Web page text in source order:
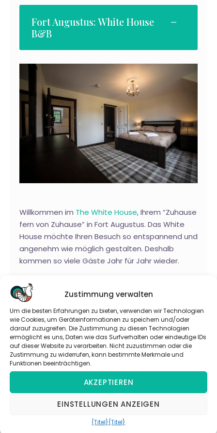
Zustimmung verwalten
Um die besten Erfahrungen zu bieten, verwenden wir Technologien
wie Cookies, um Geräteinformationen zu speichern und/oder
darauf zuzugreifen. Die Zustimmung zu diesen Technologien
ermöglicht es uns, Daten wie das Surfverhalten oder eindeutige IDs
auf dieser Website zu verarbeiten. Nicht zuzustimmen oder die
Zustimmung zu widerrufen, kann bestimmte Merkmale und
Funktionen beeinträchtigen.
AKZEPTIEREN
EINSTELLUNGEN ANZEIGEN
{Titel}{Titel}
Fort Augustus: White House
B&B
Willkommen im The White House, Ihrem “Zuhause
fern von Zuhause” in Fort Augustus. Das White
House möchte Ihren Besuch so entspannend und
angenehm wie möglich gestalten. Deshalb
kommen so viele Gäste Jahr für Jahr wieder.
Das White House bietet Ihnen das Beste von Fort
Augustus und macht Ihren Aufenthalt sowohl
entspannend als auch angenehm.
Fort William: Torlinnhe
Guesthouse
Oban: Killorn Guest House